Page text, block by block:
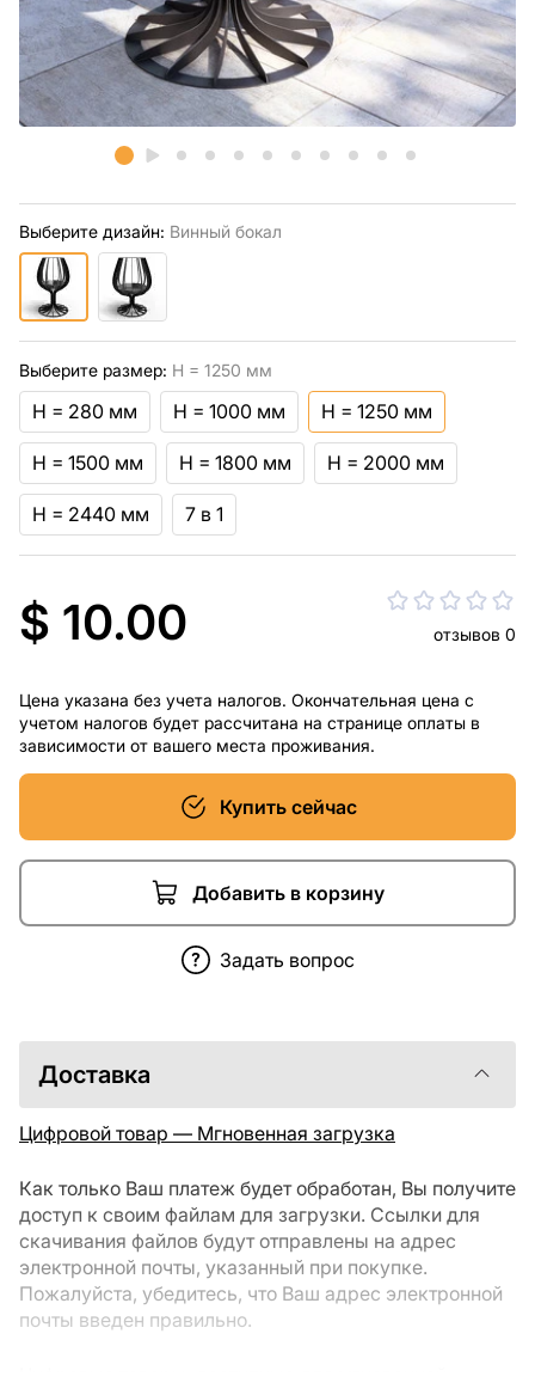
Выберите дизайн: Винный бокал
Выберите размер: H = 1250 мм
H = 280 мм H = 1000 мм H = 1250 мм
H = 1500 мм H = 1800 мм H = 2000 мм
H = 2440 мм 7 в 1
$ 10.00 отзывов 0
Цена указана без учета налогов. Окончательная цена с
учетом налогов будет рассчитана на странице оплаты в
зависимости от вашего места проживания.
Купить сейчас
Добавить в корзину
Задать вопрос
Доставка
Цифровой товар — Мгновенная загрузка
Как только Ваш платеж будет обработан, Вы получите
доступ к своим файлам для загрузки. Ссылки для
скачивания файлов будут отправлены на адрес
электронной почты, указанный при покупке.
Пожалуйста, убедитесь, что Ваш адрес электронной
почты введен правильно.